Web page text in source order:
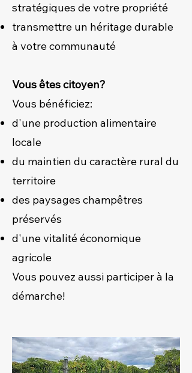
stratégiques de votre propriété
transmettre un héritage durable
à votre communauté
Vous êtes citoyen?
Vous bénéficiez:
d'une production alimentaire
locale
du maintien du caractère rural du
territoire
des paysages champêtres
préservés
d'une vitalité économique
agricole
Vous pouvez aussi participer à la
démarche!